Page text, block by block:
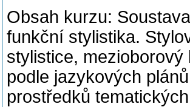
Obsah kurzu:
funkční stylistika.
stylistice,
podle jazykových
prostředků